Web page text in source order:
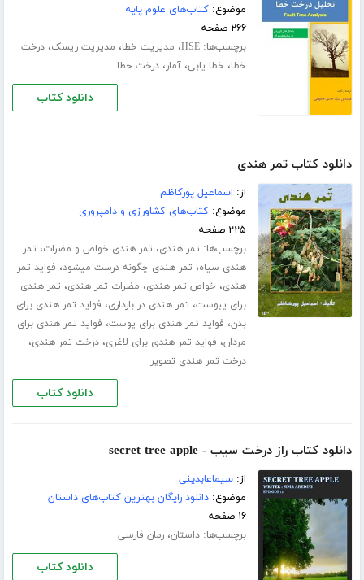
موضوع:کتاب‌های علوم پایه
۲۶۶ صفحه
برچسب‌ها:HSE، مدیریت خطا، مدیریت ریسک،درخت
خطا، خطا یابی،آمار،درخت خطا
دانلود کتاب
دانلود کتاب تمر هندی
از: اسماعیل پورکاظم
موضوع:کتاب‌های کشاورزی و دامپروری
۲۲۵ صفحه
برچسب‌ها: تمر هندی، تمر هندی خواص و مضرات، تمر
هندی سیاه، تمر هندی چگونه درست میشود، فواید تمر
هندی، خواص تمر هندی، مضرات تمر هندی، تمر هندی
برای یبوست، تمر هندی در بارداری، فواید تمر هندی برای
بدن، فواید تمر هندی برای پوست، فواید تمر هندی برای
مردان، فواید تمر هندی برای لاغری،درخت تمر هندی،
درخت تمر هندی تصویر
دانلود کتاب
دانلود کتاب راز درخت سیب - secret tree apple
از:سیماعابدینی
موضوع:دانلود رایگان بهترین کتاب‌های داستان
۱۶ صفحه
برچسب‌ها:داستان،رمان فارسی
دانلود کتاب